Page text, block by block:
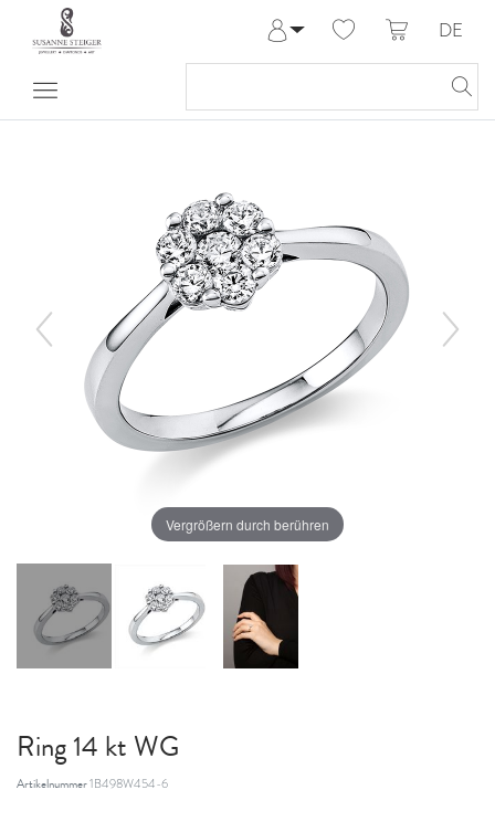
Anmelden
Meine Bestellungen
DE
Vergrößern durch berühren
Ring 14 kt WG
Artikelnummer1B498W454-6